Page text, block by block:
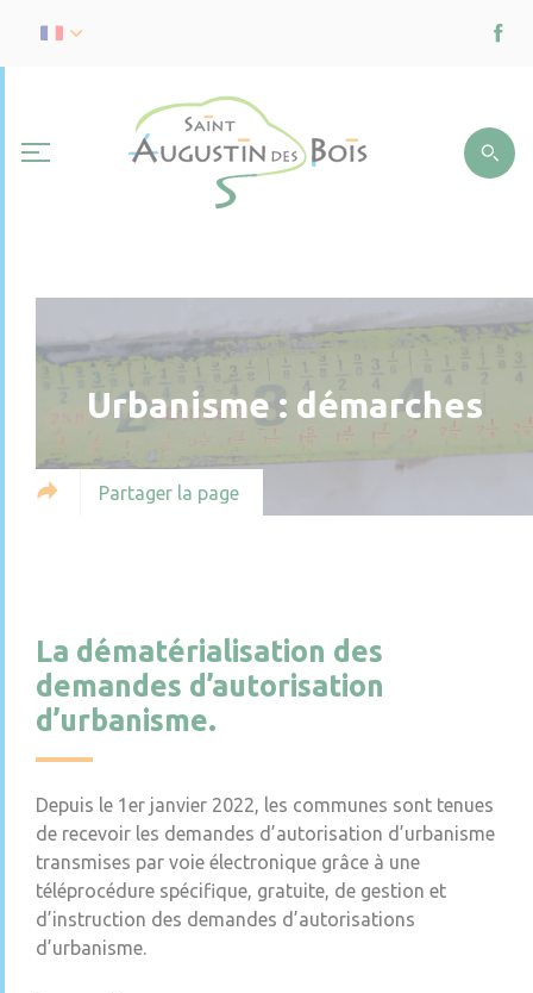
Urbanisme : démarches
Partager la page
La dématérialisation des
demandes d’autorisation
d’urbanisme.
Depuis le 1er janvier 2022, les communes sont tenues
de recevoir les demandes d’autorisation d’urbanisme
transmises par voie électronique grâce à une
téléprocédure spécifique, gratuite, de gestion et
d’instruction des demandes d’autorisations
d’urbanisme.